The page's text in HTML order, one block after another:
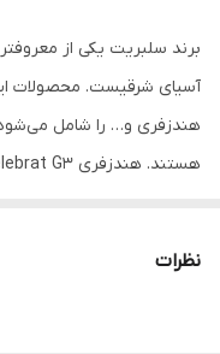
برند سلبریت یکی از
آسیای شرقیست. محصولات
هندزفری و… را شامل می‌شود
نظرات